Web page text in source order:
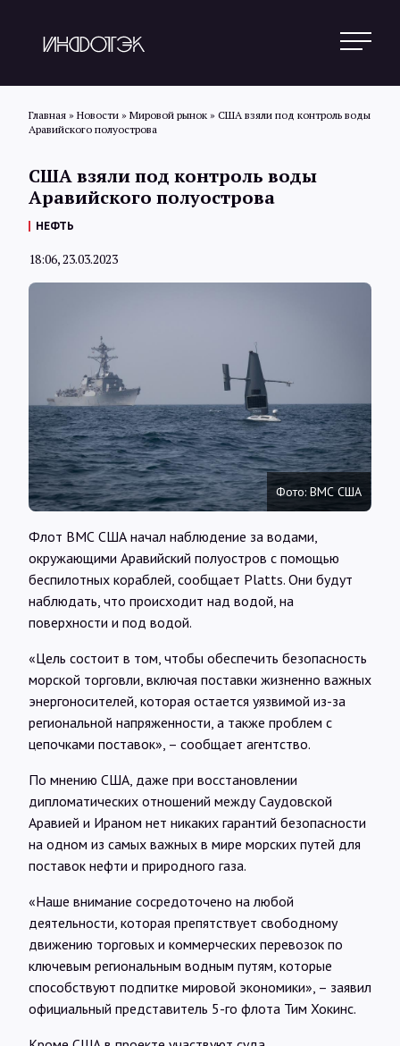
Статьи
Интервью
Карты
О нас
@Infotek_Russia
Главная » Новости » Мировой рынок » США взяли под контроль воды
Аравийского полуострова
США взяли под контроль воды
Аравийского полуострова
НЕФТЬ
18:06, 23.03.2023
Фото: ВМС США
Флот ВМС США начал наблюдение за водами,
окружающими Аравийский полуостров с помощью
беспилотных кораблей, сообщает Platts. Они будут
наблюдать, что происходит над водой, на
поверхности и под водой.
«Цель состоит в том, чтобы обеспечить безопасность
морской торговли, включая поставки жизненно важных
энергоносителей, которая остается уязвимой из-за
региональной напряженности, а также проблем с
цепочками поставок», – сообщает агентство.
По мнению США, даже при восстановлении
дипломатических отношений между Саудовской
Аравией и Ираном нет никаких гарантий безопасности
на одном из самых важных в мире морских путей для
поставок нефти и природного газа.
«Наше внимание сосредоточено на любой
деятельности, которая препятствует свободному
движению торговых и коммерческих перевозок по
ключевым региональным водным путям, которые
способствуют подпитке мировой экономики», – заявил
официальный представитель 5-го флота Тим Хокинс.